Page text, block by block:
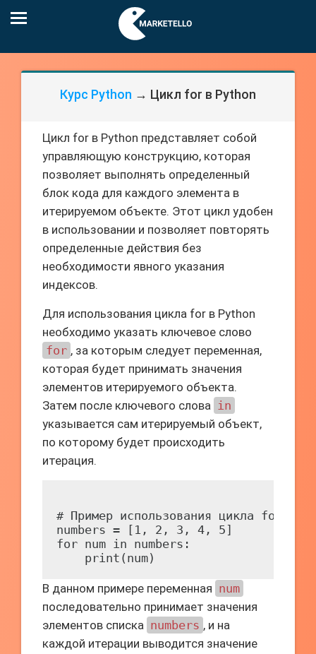
Курс Python → Цикл for в Python
Цикл for в Python представляет собой
управляющую конструкцию, которая
позволяет выполнять определенный
блок кода для каждого элемента в
итерируемом объекте. Этот цикл удобен
в использовании и позволяет повторять
определенные действия без
необходимости явного указания
индексов.
Для использования цикла for в Python
необходимо указать ключевое слово
for , за которым следует переменная,
которая будет принимать значения
элементов итерируемого объекта.
Затем после ключевого слова in
указывается сам итерируемый объект,
по которому будет происходить
итерация.
# Пример использования цикла for для
numbers = [1, 2, 3, 4, 5]
for num in numbers:
В данном примере переменная num
последовательно принимает значения
элементов списка numbers , и на
каждой итерации выводится значение